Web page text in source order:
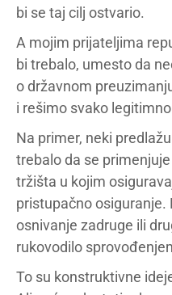
bi se taj cilj ostvario.
A mojim prijateljima
bi trebalo, umesto da
o državnom
i rešimo svako
Na primer, neki
trebalo da se
tržišta u kojim
pristupačno osiguranje.
osnivanje zadruge ili
rukovodilo
To su konstruktivne